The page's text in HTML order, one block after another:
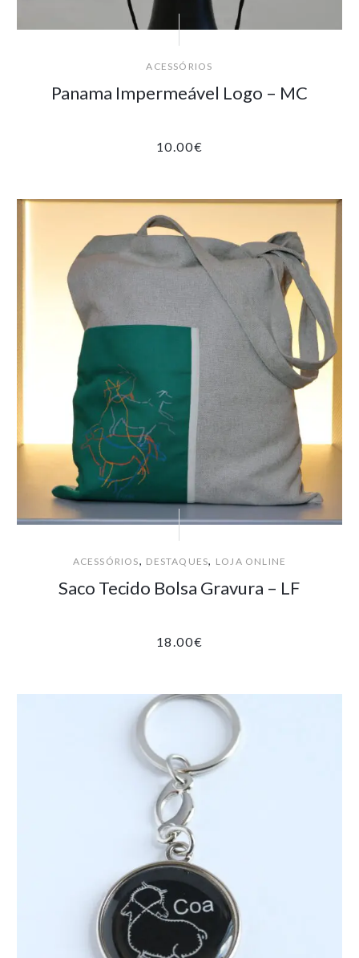
ACESSÓRIOS
Panama Impermeável Logo – MC
10.00€
ACESSÓRIOS, DESTAQUES, LOJA ONLINE
Saco Tecido Bolsa Gravura – LF
18.00€